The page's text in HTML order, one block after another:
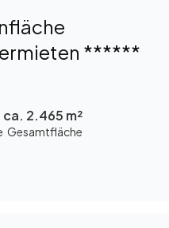
******
ca. 2.465 m²
Gesamtfläche